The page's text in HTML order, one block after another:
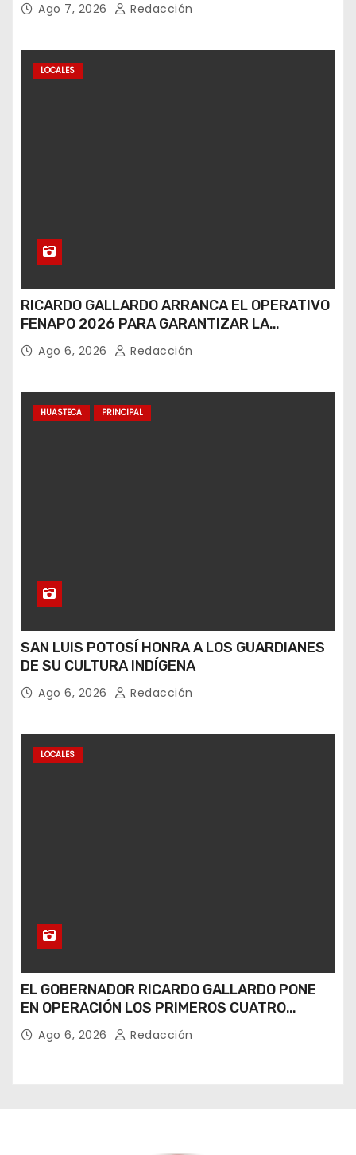
Ago 7, 2026 Redacción
LOCALES
RICARDO GALLARDO ARRANCA EL OPERATIVO
FENAPO 2026 PARA GARANTIZAR LA
SEGURIDAD DE MÁS DE 9 MILLONES DE
VISITANTES
Ago 6, 2026 Redacción
HUASTECA PRINCIPAL
SAN LUIS POTOSÍ HONRA A LOS GUARDIANES
DE SU CULTURA INDÍGENA
Ago 6, 2026 Redacción
LOCALES
EL GOBERNADOR RICARDO GALLARDO PONE
EN OPERACIÓN LOS PRIMEROS CUATRO
PERROS ROBOT
Ago 6, 2026 Redacción